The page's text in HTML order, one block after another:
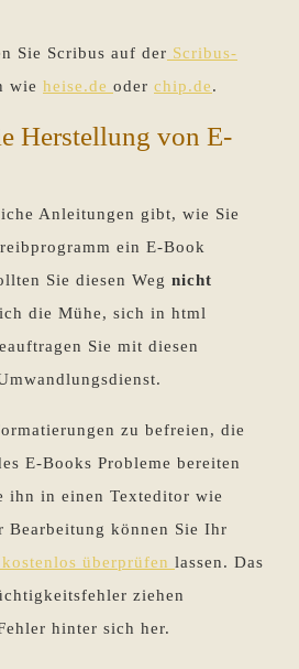
Sie Scribus auf der Scribus-
wie heise.de oder chip.de.
Herstellung von E-
Anleitungen gibt, wie Sie
ein E-Book
Sie diesen Weg nicht
die Mühe, sich in html
Sie mit diesen
zu befreien, die
E-Books Probleme bereiten
ihn in einen Texteditor wie
Bearbeitung können Sie Ihr
überprüfen lassen. Das
ziehen
hinter sich her.